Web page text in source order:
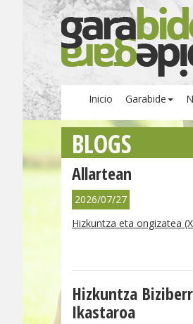
Inicio Garabide
BLOGS
Allartean
2026/07/27
Hizkuntza eta ongizatea
Hizkuntza
Ikastaroa